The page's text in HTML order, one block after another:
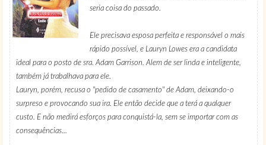
seria coisa do passado.
Ele precisava esposa perfeita e responsável o mais
rápido possível, e Lauryn Lowes era a candidata
ideal para o posto de sra. Adam Garrison. Alem de ser linda e inteligente,
também já trabalhava para ele.
Lauryn, porém, recusa o "pedido de casamento" de Adam, deixando-o
surpreso e provocando sua ira. Ele então decide que a terá a qualquer
custo. E não medirá esforços para conquistá-la, sem se importar com as
consequências...